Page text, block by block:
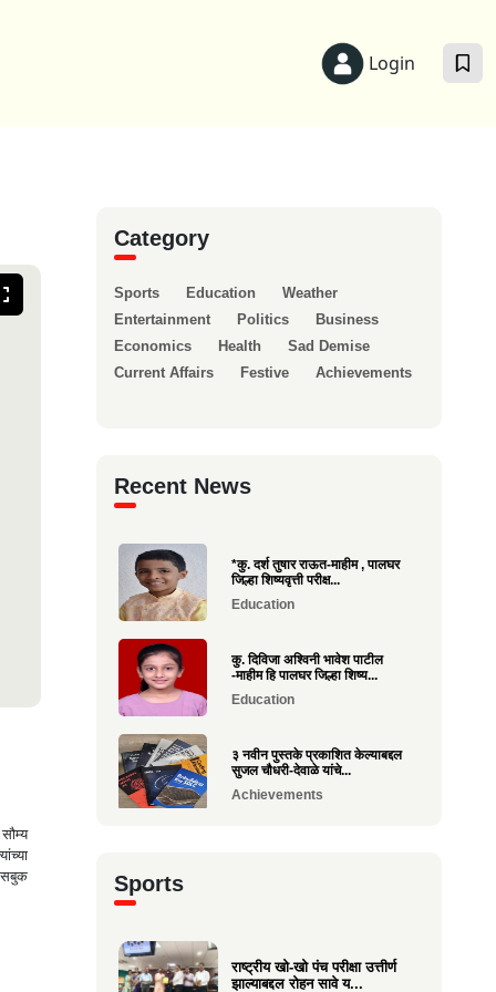
Login
Category
Sports Education
Weather
Entertainment
Politics
Business
Economics
Health
Sad Demise
Current Affairs
Festive Achievements
Recent News
*कु. दर्श तुषार राऊत-माहीम , पालघर
जिल्हा शिष्यवृत्ती परीक्ष...
Education
कु. दिविजा अश्विनी भावेश पाटील
-माहीम हि पालघर जिल्हा शिष्य...
Education
३ नवीन पुस्तके प्रकाशित केल्याबद्दल
सुजल चौधरी-देवाळे यांचे...
Achievements
शासनाचा सर्वोच्च ‘कृषी रत...
Achievements
Sports
राष्ट्रीय खो-खो पंच परीक्षा उत्तीर्ण
झाल्याबद्दल रोहन सावे य...